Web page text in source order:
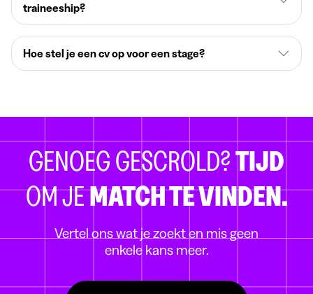
traineeship?
Hoe stel je een cv op voor een stage?
GENOEG GESCROLD?TIJD
OM JEMATCH TE VINDEN.
Vertel ons wat je zoekt en mis geen
enkele kans meer.